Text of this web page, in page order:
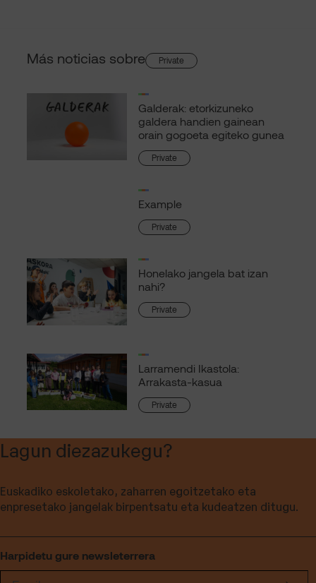
Más noticias sobre Private
Galderak: etorkizuneko
galdera handien gainean
orain gogoeta egiteko gunea
Private
Example
Private
Honelako jangela bat izan
nahi?
Private
Larramendi Ikastola:
Arrakasta-kasua
Private
Lagun diezazukegu?
Euskadiko eskoletako, zaharren egoitzetako eta
enpresetako jangelak birpentsatu eta kudeatzen ditugu.
Harpidetu gure newsleterrera